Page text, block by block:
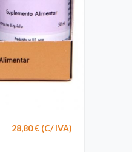
28,80 € (C/ IVA)